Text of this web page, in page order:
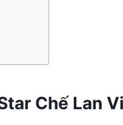
Chế Lan